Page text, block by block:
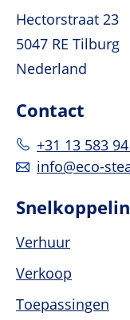
Hectorstraat 23
5047 RE Tilburg
Nederland
Contact
+31 13 583
info@eco-
Verhuur
Verkoop
Toepassingen